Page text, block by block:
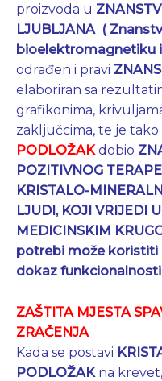
proizvoda u
LJUBLJANA (
bioelektromagnetiku
odrađen i pravi
elaboriran sa
grafikonima,
zaključcima, te je tako
PODLOŽAKdobio
POZITIVNOG
KRISTALO-
LJUDI, KOJI VRIJEDI
MEDICINSKIM
potrebi može koristiti
dokaz
ZAŠTITA MJESTA
ZRAČENJA
Kada se postavi
PODLOŽAK na